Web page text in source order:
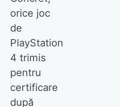
orice joc
de
PlayStation
4 trimis
pentru
certificare
după